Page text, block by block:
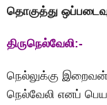
தொகுத்து
திருநெல்வேலி:-
நெல்லுக்கு
நெல்வேலி எனப்